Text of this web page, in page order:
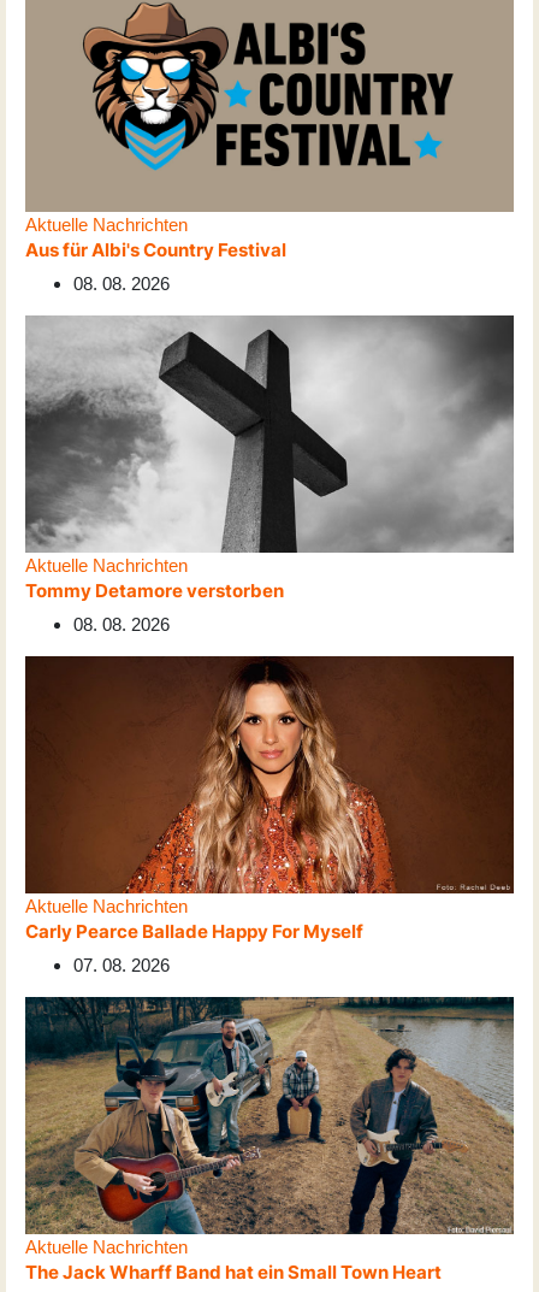
Aktuelle Nachrichten
Aus für Albi's Country Festival
08. 08. 2026
Aktuelle Nachrichten
Tommy Detamore verstorben
08. 08. 2026
Aktuelle Nachrichten
Carly Pearce Ballade Happy For Myself
07. 08. 2026
Aktuelle Nachrichten
The Jack Wharff Band hat ein Small Town Heart